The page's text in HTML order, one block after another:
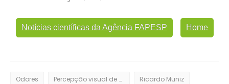
Notícias científicas da Agência FAPESP Home
Odores Percepção visual de emoções Ricardo Muniz